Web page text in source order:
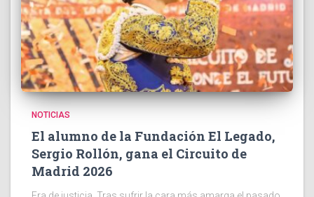
NOTICIAS
El alumno de la Fundación El Legado,
Sergio Rollón, gana el Circuito de
Madrid 2026